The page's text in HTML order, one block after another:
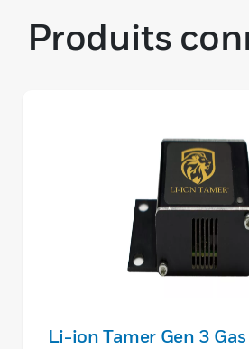
Produits
Li-ion Tamer Gen 3